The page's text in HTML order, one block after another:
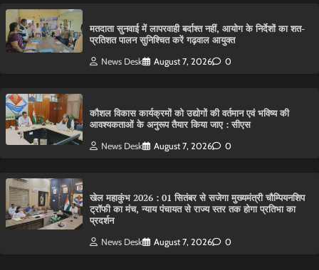
मतदाता सुनवाई में लापरवाही बर्दाश्त नहीं, आयोग के निर्देशों का शत-
प्रतिशत पालन सुनिश्चित करें गढ़वाल आयुक्त
News Desk August 7, 2026 0
कौशल विकास कार्यक्रमों को उद्योगों की वर्तमान एवं भविष्य की
आवश्यकताओं के अनुरूप तैयार किया जाए : सीएस
News Desk August 7, 2026 0
खेल महाकुंभ 2026 : 01 सितंबर से सजेगा मुख्यमंत्री चौम्पियनशिप
ट्रॉफी का मंच, न्याय पंचायत से राज्य स्तर तक होगा प्रतिभा का
प्रदर्शन
News Desk August 7, 2026 0